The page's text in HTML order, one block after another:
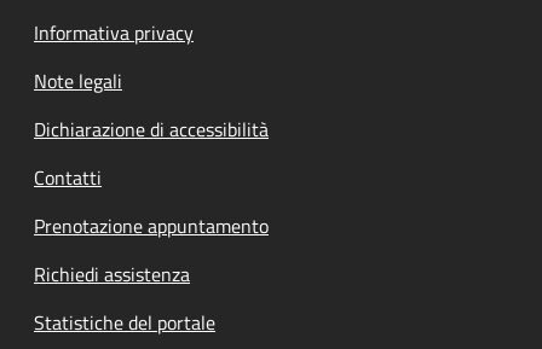
Informativa privacy
Note legali
Dichiarazione di accessibilità
Contatti
Prenotazione appuntamento
Richiedi assistenza
Statistiche del portale